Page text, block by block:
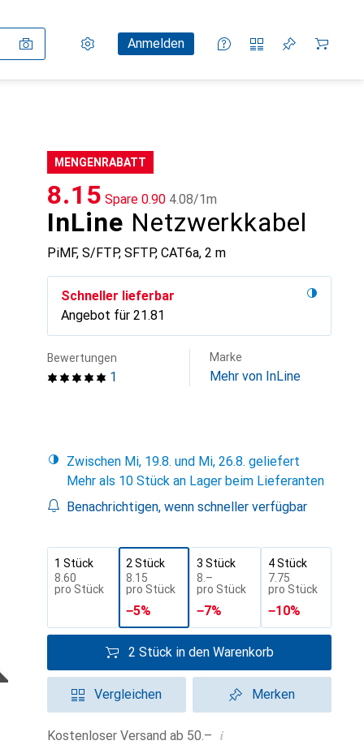
Einstellungen
KundenkontoAnmelden
Vergleichslisten
Merklisten
Warenkorb
MENGENRABATT
InLine Netzwerkkabel
PiMF, S/FTP, SFTP, CAT6a, 2 m
CHF
8.15 Spare CHF
0.90 CHF
4.08/1m
Schneller lieferbar
Angebot für CHF
21.81
1
Bewertungen Marke
Mehr von InLine
Zwischen Mi, 19.8. und Mi, 26.8. geliefert
Mehr als 10 Stück an Lager beim Lieferanten
Benachrichtigen, wenn schneller verfügbar
1 Stück
CHF
8.60
pro Stück
2 Stück
CHF
8.15
pro Stück
−5%
3 Stück
CHF
8.–
pro Stück
−7%
4 Stück
CHF
7.75
pro Stück
−10%
2 Stück in den Warenkorb
Vergleichen Merken
Kostenloser Versand ab 50.– i